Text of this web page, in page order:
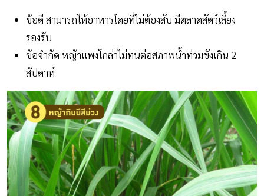
ข้อดี สามารถให้อาหารโดยที่ไม่ต้องสับ มีตลาดสัตว์เลี้ยง
รองรับ
ข้อจำกัด หญ้าแพงโกล่าไม่ทนต่อสภาพน้ำท่วมขังเกิน 2
สัปดาห์